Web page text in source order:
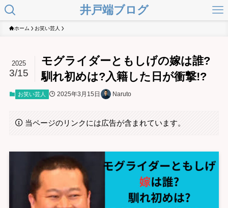
井戸端ブログ
ホーム お笑い芸人
モグライダーともしげの嫁は誰?
馴れ初めは?入籍した日が衝撃!?
2025
3/15
お笑い芸人 2025年3月15日 Naruto
当ページのリンクには広告が含まれています。